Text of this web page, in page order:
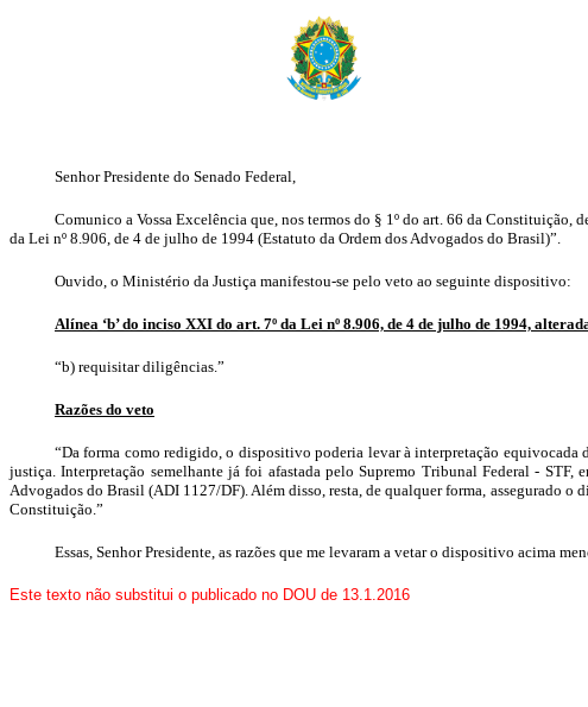
Senhor Presidente do Senado Federal,
Comunico a Vossa Excelência que, nos termos do § 1º do art. 66 da Constituição,
da Lei nº 8.906, de 4 de julho de 1994 (Estatuto da Ordem dos Advogados do Brasil)”.
Ouvido, o Ministério da Justiça manifestou-se pelo veto ao seguinte dispositivo:
Alínea ‘b’ do inciso XXI do art. 7º da Lei nº 8.906, de 4 de julho de 1994,
“b) requisitar diligências.”
Razões do veto
“Da forma como redigido, o dispositivo poderia levar à interpretação equivocada
justiça. Interpretação semelhante já foi afastada pelo Supremo Tribunal Federal -
Advogados do Brasil (ADI 1127/DF). Além disso, resta, de qualquer forma, assegurado o
Constituição.”
Essas, Senhor Presidente, as razões que me levaram a vetar o dispositivo acima
Este texto não substitui o publicado no DOU de 13.1.2016